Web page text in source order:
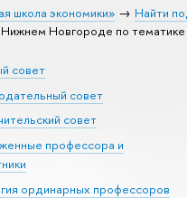
школа экономики» Найти
Новгороде по тематике
совет
совет
совет
профессора и
ординарных профессоров